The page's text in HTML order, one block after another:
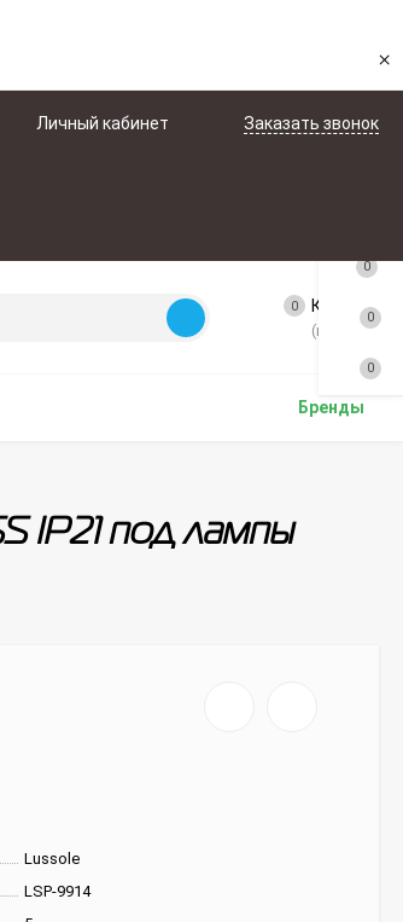
×
Личный кабинет Заказать звонок
0 Корзина
(пусто)
Бренды
IP21 под лампы
Lussole
LSP-9914
0
0
0